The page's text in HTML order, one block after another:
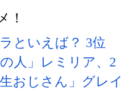
！
といえば？ 3位
人」レミリア、2
おじさん」グレイ